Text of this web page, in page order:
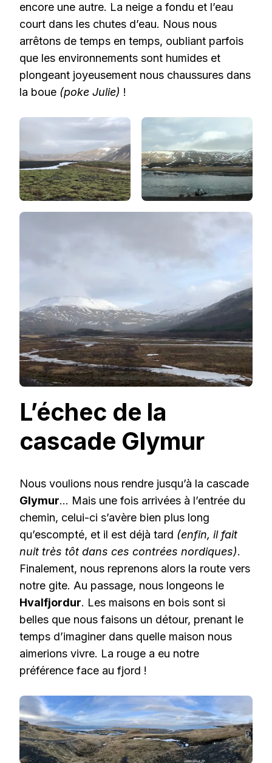
encore une autre. La neige a fondu et l’eau
court dans les chutes d’eau. Nous nous
arrêtons de temps en temps, oubliant parfois
que les environnements sont humides et
plongeant joyeusement nous chaussures dans
la boue (poke Julie) !
L’échec de la
cascade Glymur
Nous voulions nous rendre jusqu’à la cascade
Glymur… Mais une fois arrivées à l’entrée du
chemin, celui-ci s’avère bien plus long
qu’escompté, et il est déjà tard (enfin, il fait
nuit très tôt dans ces contrées nordiques).
Finalement, nous reprenons alors la route vers
notre gite. Au passage, nous longeons le
Hvalfjordur. Les maisons en bois sont si
belles que nous faisons un détour, prenant le
temps d’imaginer dans quelle maison nous
aimerions vivre. La rouge a eu notre
préférence face au fjord !